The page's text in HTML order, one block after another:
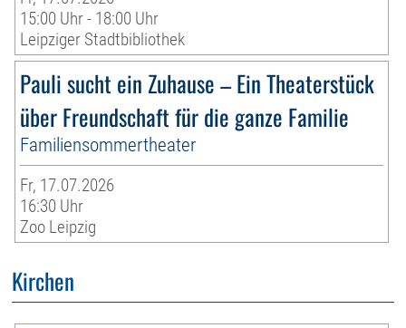
15:00 Uhr - 18:00 Uhr
Leipziger Stadtbibliothek
Pauli sucht ein Zuhause – Ein Theaterstück
über Freundschaft für die ganze Familie
Familiensommertheater
Fr, 17.07.2026
16:30 Uhr
Zoo Leipzig
Kirchen